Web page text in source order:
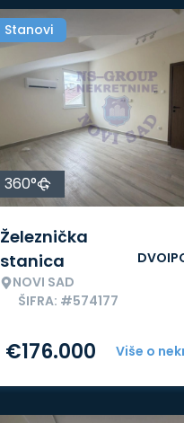
Stanovi
360°
Železnička
stanica
NOVI SAD
ŠIFRA: #574177
Više o
€176.000